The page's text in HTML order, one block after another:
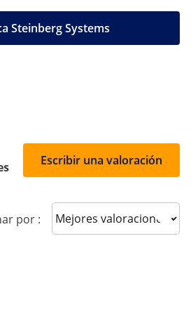
Steinberg Systems
Escribir una valoración
por : Sort reviews